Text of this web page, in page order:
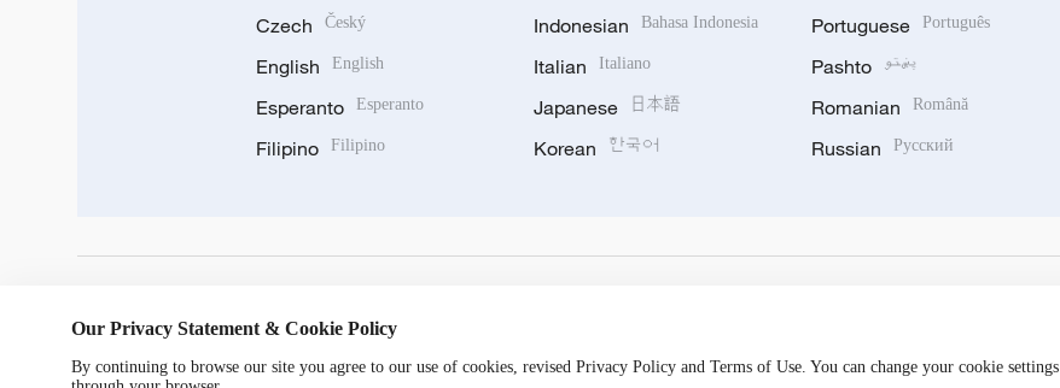
Czech Český
English English
Esperanto Esperanto
Filipino Filipino
Indonesian Bahasa Indonesia
Italian Italiano
Japanese 日本語
Korean 한국어
Portuguese Português
Pashto پښتو
Romanian Română
Russian Русский
Our Privacy Statement & Cookie Policy
By continuing to browse our site you agree to our use of cookies, revised Privacy Policy and Terms of Use. You can change your cookie settings